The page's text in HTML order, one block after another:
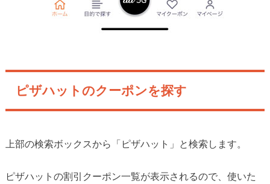
ピザハットのクーポンを探す
上部の検索ボックスから「ピザハット」と検索します。
ピザハットの割引クーポン一覧が表示されるので、使いた